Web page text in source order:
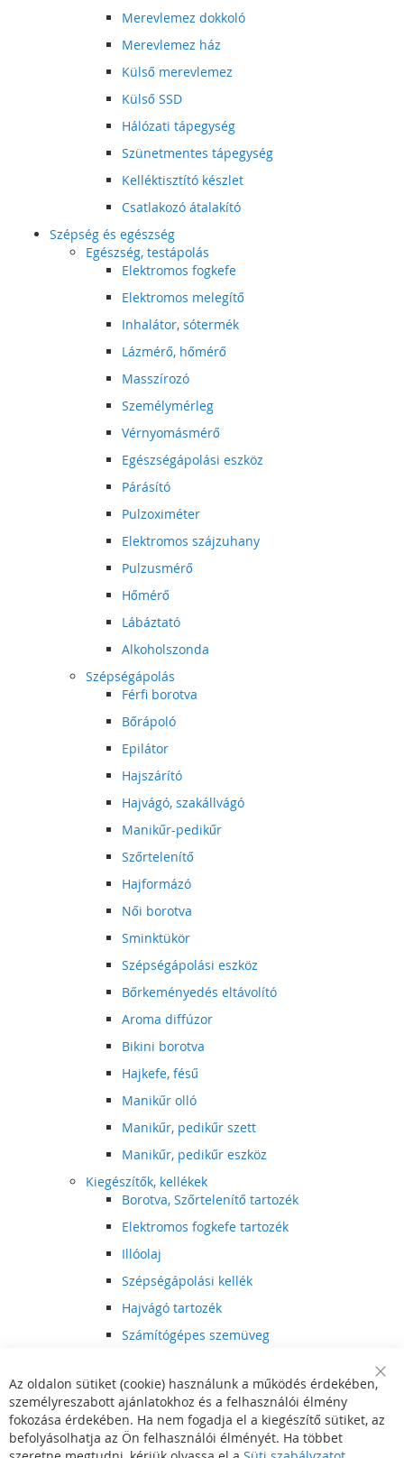
Merevlemez dokkoló
Merevlemez ház
Külső merevlemez
Külső SSD
Hálózati tápegység
Szünetmentes tápegység
Kelléktisztító készlet
Csatlakozó átalakító
Szépség és egészség
Egészség, testápolás
Elektromos fogkefe
Elektromos melegítő
Inhalátor, sótermék
Lázmérő, hőmérő
Masszírozó
Személymérleg
Vérnyomásmérő
Egészségápolási eszköz
Párásító
Pulzoximéter
Elektromos szájzuhany
Pulzusmérő
Hőmérő
Lábáztató
Alkoholszonda
Szépségápolás
Férfi borotva
Bőrápoló
Epilátor
Hajszárító
Hajvágó, szakállvágó
Manikűr-pedikűr
Szőrtelenítő
Hajformázó
Női borotva
Sminktükör
Szépségápolási eszköz
Bőrkeményedés eltávolító
Aroma diffúzor
Bikini borotva
Hajkefe, fésű
Manikűr olló
Manikűr, pedikűr szett
Manikűr, pedikűr eszköz
Kiegészítők, kellékek
Borotva, Szőrtelenítő tartozék
Elektromos fogkefe tartozék
Illóolaj
Szépségápolási kellék
Hajvágó tartozék
Számítógépes szemüveg
Hajvágó kiegészítő
Szórakoztató elektronika
Multimédia
DVD, BluRay lejátszó
Bar
Az oldalon sütiket (cookie) használunk a működés érdekében,
személyreszabott ajánlatokhoz és a felhasználói élmény
fokozása érdekében. Ha nem fogadja el a kiegészítő sütiket, az
befolyásolhatja az Ön felhasználói élményét. Ha többet